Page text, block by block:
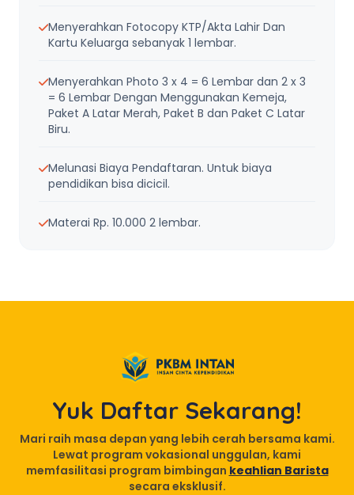
Menyerahkan Fotocopy KTP/Akta Lahir Dan
Kartu Keluarga sebanyak 1 lembar.
Menyerahkan Photo 3 x 4 = 6 Lembar dan 2 x 3
= 6 Lembar Dengan Menggunakan Kemeja,
Paket A Latar Merah, Paket B dan Paket C Latar
Biru.
Melunasi Biaya Pendaftaran. Untuk biaya
pendidikan bisa dicicil.
Materai Rp. 10.000 2 lembar.
Yuk Daftar Sekarang!
Mari raih masa depan yang lebih cerah bersama kami.
Lewat program vokasional unggulan, kami
memfasilitasi program bimbingan keahlian Barista
secara eksklusif.